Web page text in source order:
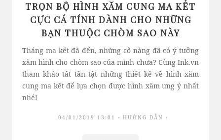
TRỌN BỘ HÌNH XĂM CUNG MA KẾT
CỰC CÁ TÍNH DÀNH CHO NHỮNG
BẠN THUỘC CHÒM SAO NÀY
Tháng ma kết đã đến, những cô nàng đã có ý tưởng
xăm hình cho chòm sao của mình chưa? Cùng Ink.vn
tham khảo tất tần tật những thiết kế về hình xăm
cung ma kết để lựa chọn được hình xăm ưng ý nhất
nhé!
04/01/2019 13:01 HƯỚNG DẪN